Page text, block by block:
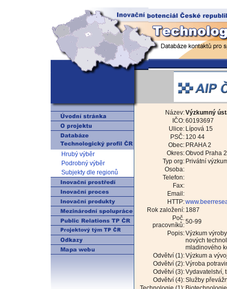
Hrubý výběr
Podrobný výběr
Subjekty dle regionů
Název:Výzkumný
IČO:60193697
Ulice: Lípová 15
PSČ: 120 44
Obec: PRAHA 2
Okres:Obvod Praha 2
Typ org: Privátní
Osoba:
Telefon:
Fax:
Email:
HTTP:
Rok založení: 1887
Poč.
pracovníků:50-99
Popis:Výzkum
nových
mladinového
Odvětví (1):Výzkum a
Odvětví (2):Výroba
Odvětví (3):Vydavatelství,
Odvětví (4):Služby